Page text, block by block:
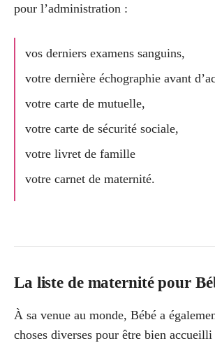
pour l’administration :
vos derniers examens sanguins,
votre dernière échographie avant
votre carte de mutuelle,
votre carte de sécurité sociale,
votre livret de famille
votre carnet de maternité.
La liste de maternité pour
À sa venue au monde, Bébé a
choses diverses pour être bien accueilli